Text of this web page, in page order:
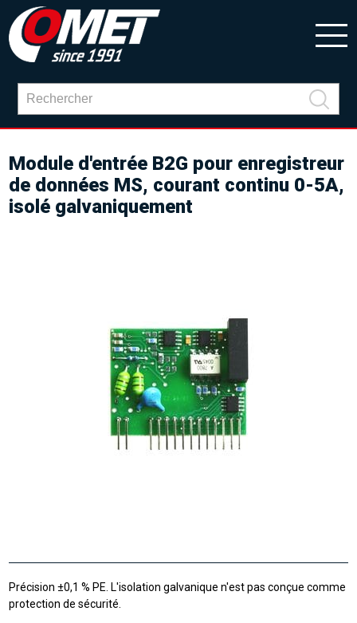
Module d'entrée B2G pour enregistreur
de données MS, courant continu 0-5A,
isolé galvaniquement
Précision ±0,1 % PE. L'isolation galvanique n'est pas conçue comme
protection de sécurité.